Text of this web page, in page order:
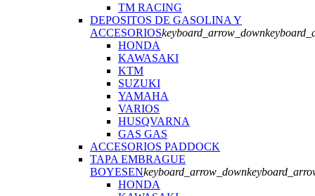
TM RACING
DEPOSITOS DE GASOLINA Y
ACCESORIOSkeyboard_arrow_down
HONDA
KAWASAKI
KTM
SUZUKI
YAMAHA
VARIOS
HUSQVARNA
GAS GAS
ACCESORIOS PADDOCK
TAPA EMBRAGUE
BOYESENkeyboard_arrow_down
HONDA